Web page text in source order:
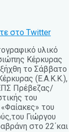
στο Twitter
υλικό
Κέρκυρας
το Σάββατο
(Ε.Α.Κ.Κ.),
Πρέβεζας/
του
του
Γιώργου
στο 22΄και